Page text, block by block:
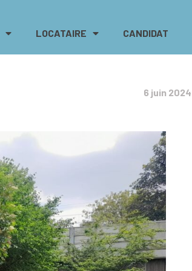
LOCATAIRE CANDIDAT
6 juin 2024